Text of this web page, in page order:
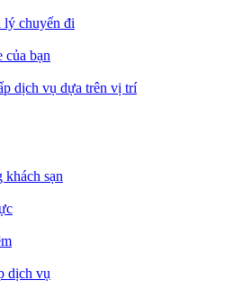
lý chuyến đi
của bạn
dịch vụ dựa trên vị trí
khách sạn
dịch vụ